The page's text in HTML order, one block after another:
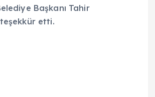
Başkanı Tahir
teşekkür etti.